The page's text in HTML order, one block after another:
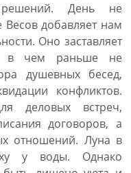
решений. День не
добавляет нам
Оно заставляет
в чем раньше не
душевных бесед,
конфликтов.
деловых встреч,
договоров, а
отношений. Луна в
у воды. Однако